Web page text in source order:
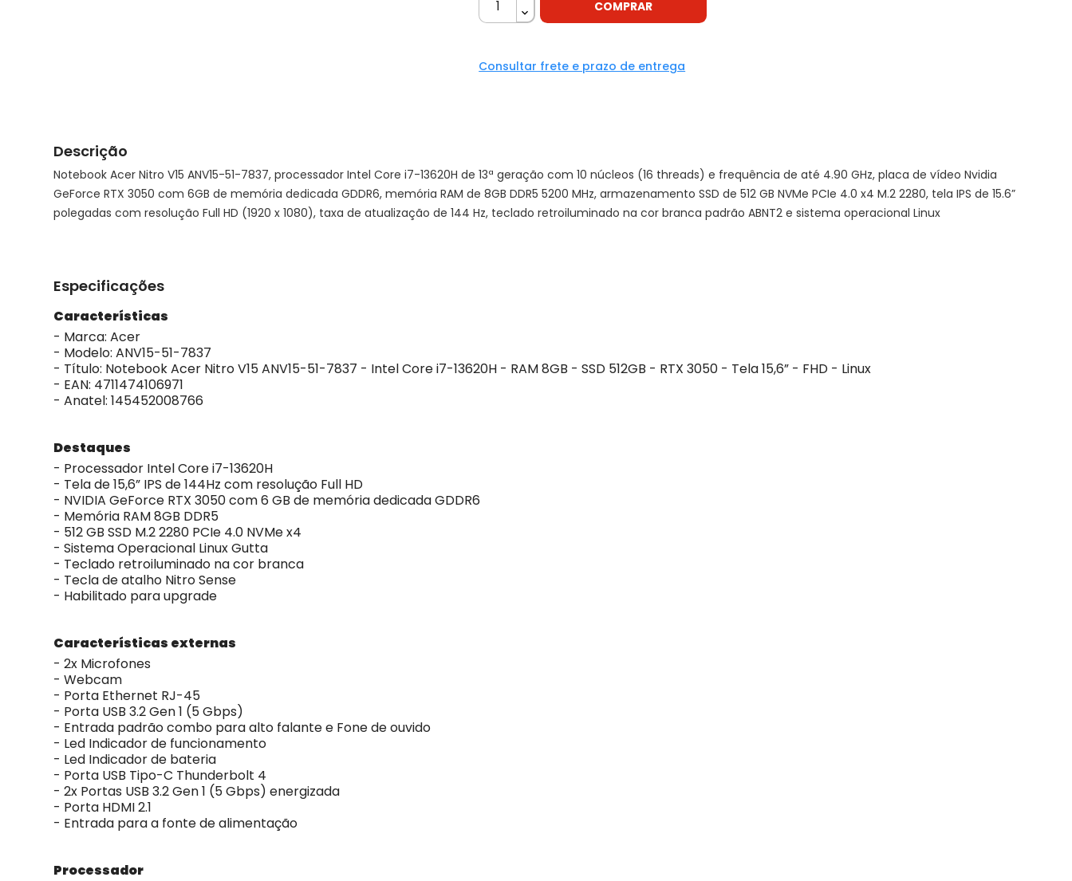
COMPRAR
Consultar frete e prazo de entrega
Descrição
Notebook Acer Nitro V15 ANV15-51-7837, processador Intel Core i7-13620H de 13ª geração com 10 núcleos (16 threads) e frequência de até 4.90 GHz, placa de vídeo Nvidia
GeForce RTX 3050 com 6GB de memória dedicada GDDR6, memória RAM de 8GB DDR5 5200 MHz, armazenamento SSD de 512 GB NVMe PCIe 4.0 x4 M.2 2280, tela IPS de 15.6”
polegadas com resolução Full HD (1920 x 1080), taxa de atualização de 144 Hz, teclado retroiluminado na cor branca padrão ABNT2 e sistema operacional Linux
Especificações
Características
- Marca: Acer
- Modelo: ANV15-51-7837
- Título: Notebook Acer Nitro V15 ANV15-51-7837 - Intel Core i7-13620H - RAM 8GB - SSD 512GB - RTX 3050 - Tela 15,6” - FHD - Linux
- EAN: 4711474106971
- Anatel: 145452008766
Destaques
- Processador Intel Core i7-13620H
- Tela de 15,6” IPS de 144Hz com resolução Full HD
- NVIDIA GeForce RTX 3050 com 6 GB de memória dedicada GDDR6
- Memória RAM 8GB DDR5
- 512 GB SSD M.2 2280 PCIe 4.0 NVMe x4
- Sistema Operacional Linux Gutta
- Teclado retroiluminado na cor branca
- Tecla de atalho Nitro Sense
- Habilitado para upgrade
Características externas
- 2x Microfones
- Webcam
- Porta Ethernet RJ-45
- Porta USB 3.2 Gen 1 (5 Gbps)
- Entrada padrão combo para alto falante e Fone de ouvido
- Led Indicador de funcionamento
- Led Indicador de bateria
- Porta USB Tipo-C Thunderbolt 4
- 2x Portas USB 3.2 Gen 1 (5 Gbps) energizada
- Porta HDMI 2.1
- Entrada para a fonte de alimentação
Processador